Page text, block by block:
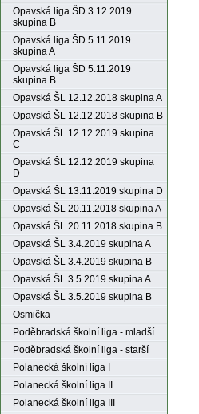
Opavská liga ŠD 3.12.2019
skupina B
Opavská liga ŠD 5.11.2019
skupina A
Opavská liga ŠD 5.11.2019
skupina B
Opavská ŠL 12.12.2018 skupina A
Opavská ŠL 12.12.2018 skupina B
Opavská ŠL 12.12.2019 skupina
C
Opavská ŠL 12.12.2019 skupina
D
Opavská ŠL 13.11.2019 skupina D
Opavská ŠL 20.11.2018 skupina A
Opavská ŠL 20.11.2018 skupina B
Opavská ŠL 3.4.2019 skupina A
Opavská ŠL 3.4.2019 skupina B
Opavská ŠL 3.5.2019 skupina A
Opavská ŠL 3.5.2019 skupina B
Osmička
Poděbradská školní liga - mladší
Poděbradská školní liga - starší
Polanecká školní liga I
Polanecká školní liga II
Polanecká školní liga III